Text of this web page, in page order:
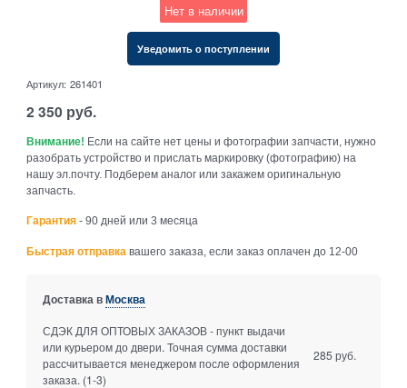
Нет в наличии
Уведомить о поступлении
Артикул: 261401
2 350 руб.
Внимание! Если на сайте нет цены и фотографии запчасти, нужно
разобрать устройство и прислать маркировку (фотографию) на
нашу эл.почту. Подберем аналог или закажем оригинальную
запчасть.
Гарантия - 90 дней или 3 месяца
Быстрая отправка вашего заказа, если заказ оплачен до 12-00
Доставка вМосква
СДЭК ДЛЯ ОПТОВЫХ ЗАКАЗОВ - пункт выдачи
или курьером до двери. Точная сумма доставки
рассчитывается менеджером после оформления
заказа. (1-3)
285 руб.